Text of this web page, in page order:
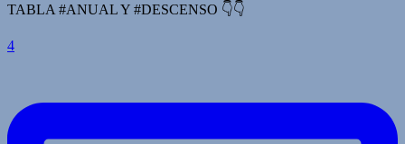
TABLA #ANUAL Y #DESCENSO 👇👇
4